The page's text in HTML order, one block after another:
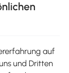
auf
und Dritten